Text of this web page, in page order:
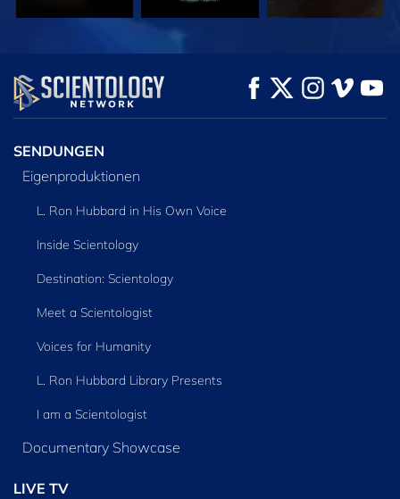
ANSEHEN
SERIE
ENTDECKEN
SENDUNGEN
Eigenproduktionen
L. Ron Hubbard in His Own Voice
Inside Scientology
Destination: Scientology
Meet a Scientologist
Voices for Humanity
L. Ron Hubbard Library Presents
I am a Scientologist
Documentary Showcase
LIVE TV